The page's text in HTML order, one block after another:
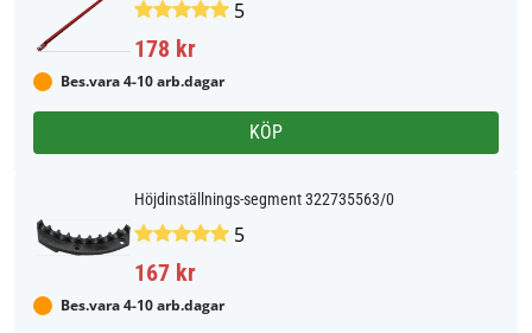
5
178 kr
Bes.vara 4-10 arb.dagar
KÖP
Höjdinställnings-segment 322735563/0
5
167 kr
Bes.vara 4-10 arb.dagar